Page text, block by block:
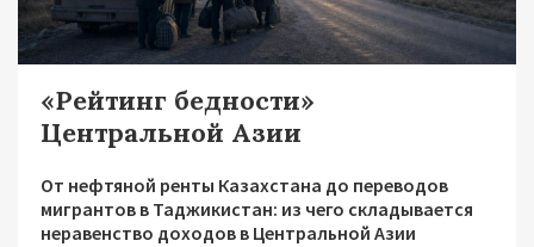
«Рейтинг бедности»
Центральной Азии
От нефтяной ренты Казахстана до переводов
мигрантов в Таджикистан: из чего складывается
неравенство доходов в Центральной Азии